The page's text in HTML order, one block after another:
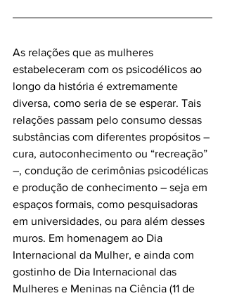
As relações que as mulheres
estabeleceram com os psicodélicos ao
longo da história é extremamente
diversa, como seria de se esperar. Tais
relações passam pelo consumo dessas
substâncias com diferentes propósitos –
cura, autoconhecimento ou “recreação”
–, condução de cerimônias psicodélicas
e produção de conhecimento – seja em
espaços formais, como pesquisadoras
em universidades, ou para além desses
muros. Em homenagem ao Dia
Internacional da Mulher, e ainda com
gostinho de Dia Internacional das
Mulheres e Meninas na Ciência (11 de